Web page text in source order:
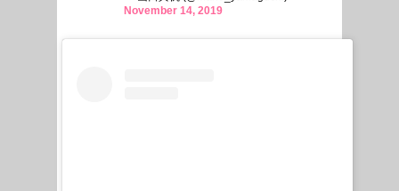
November 14, 2019